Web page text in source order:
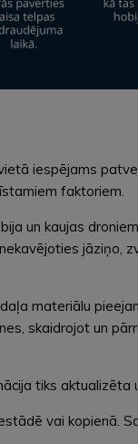
iespējams
faktoriem.
un kaujas
jāziņo,
materiālu
skaidrojot un
tiks aktualizēta
vai kopienā.